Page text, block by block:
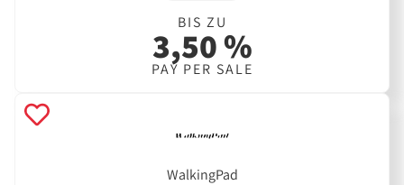
BIS ZU
3,50 %
PAY PER SALE
WalkingPad